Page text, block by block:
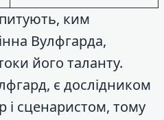
ким
Вулфгарда,
його таланту.
є дослідником
і сценаристом, тому